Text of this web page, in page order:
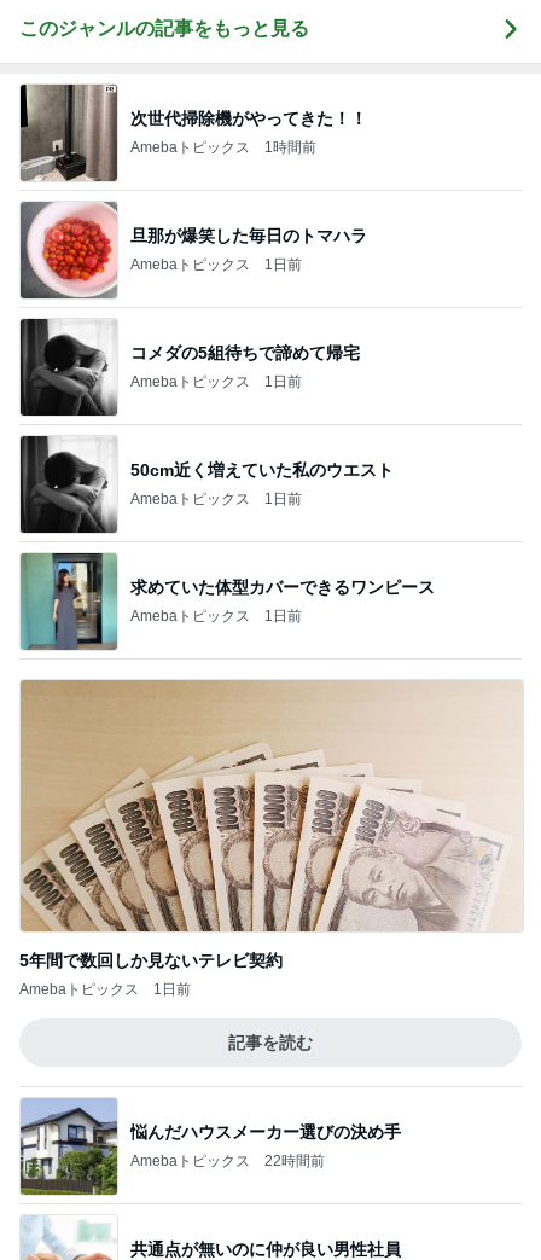
このジャンルの記事をもっと見る
次世代掃除機がやってきた！！
Amebaトピックス 1時間前
旦那が爆笑した毎日のトマハラ
Amebaトピックス 1日前
コメダの5組待ちで諦めて帰宅
Amebaトピックス 1日前
50cm近く増えていた私のウエスト
Amebaトピックス 1日前
求めていた体型カバーできるワンピース
Amebaトピックス 1日前
5年間で数回しか見ないテレビ契約
Amebaトピックス 1日前
記事を読む
悩んだハウスメーカー選びの決め手
Amebaトピックス 22時間前
共通点が無いのに仲が良い男性社員